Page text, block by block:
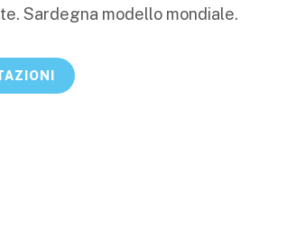
Sardegna modello mondiale.